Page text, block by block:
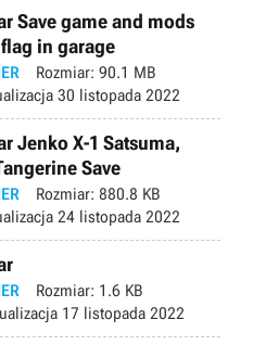
Save game and mods
in garage
Rozmiar: 90.1 MB
30 listopada 2022
Jenko X-1 Satsuma,
Save
Rozmiar: 880.8 KB
24 listopada 2022
Rozmiar: 1.6 KB
17 listopada 2022